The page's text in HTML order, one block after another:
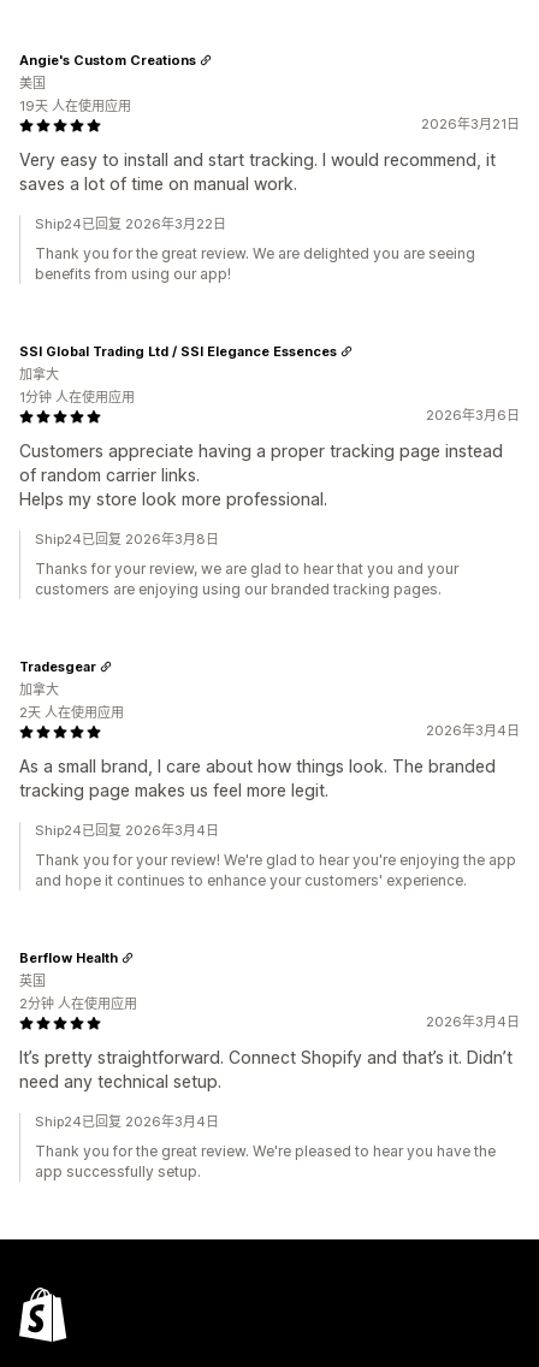
2026年3月21日
Very easy to install and start tracking. I would recommend, it
saves a lot of time on manual work.
Angie's Custom Creations
美国
19天 人在使用应用
Ship24已回复 2026年3月22日
Thank you for the great review. We are delighted you are seeing
benefits from using our app!
2026年3月6日
Customers appreciate having a proper tracking page instead
of random carrier links.
Helps my store look more professional.
SSI Global Trading Ltd / SSI Elegance Essences
加拿大
1分钟 人在使用应用
Ship24已回复 2026年3月8日
Thanks for your review, we are glad to hear that you and your
customers are enjoying using our branded tracking pages.
2026年3月4日
As a small brand, I care about how things look. The branded
tracking page makes us feel more legit.
Tradesgear
加拿大
2天 人在使用应用
Ship24已回复 2026年3月4日
Thank you for your review! We're glad to hear you're enjoying the app
and hope it continues to enhance your customers' experience.
2026年3月4日
It’s pretty straightforward. Connect Shopify and that’s it. Didn’t
need any technical setup.
Berflow Health
英国
2分钟 人在使用应用
Ship24已回复 2026年3月4日
Thank you for the great review. We're pleased to hear you have the
app successfully setup.